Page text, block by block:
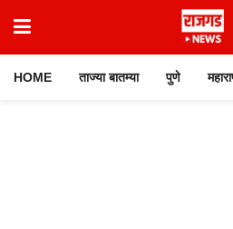
HOME ताज्या बातम्या पुणे